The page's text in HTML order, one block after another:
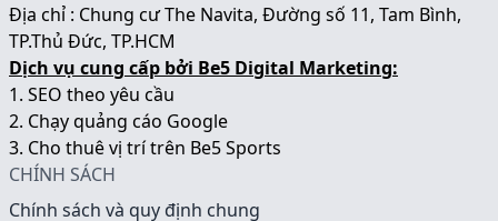
Địa chỉ : Chung cư The Navita, Đường số 11, Tam Bình,
TP.Thủ Đức, TP.HCM
Dịch vụ cung cấp bởi Be5 Digital Marketing:
1. SEO theo yêu cầu
2. Chạy quảng cáo Google
3. Cho thuê vị trí trên Be5 Sports
CHÍNH SÁCH
Chính sách và quy định chung